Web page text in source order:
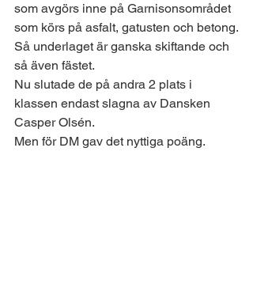
som avgörs inne på Garnisonsområdet
som körs på asfalt, gatusten och betong.
Så underlaget är ganska skiftande och
så även fästet.
Nu slutade de på andra 2 plats i
klassen endast slagna av Dansken
Casper Olsén.
Men för DM gav det nyttiga poäng.